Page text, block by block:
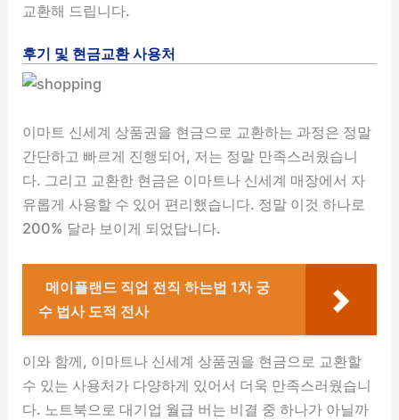
교환해 드립니다.
후기 및 현금교환 사용처
이마트 신세계 상품권을 현금으로 교환하는 과정은 정말
간단하고 빠르게 진행되어, 저는 정말 만족스러웠습니
다. 그리고 교환한 현금은 이마트나 신세계 매장에서 자
유롭게 사용할 수 있어 편리했습니다. 정말 이것 하나로
200% 달라 보이게 되었답니다.
메이플랜드 직업 전직 하는법 1차 궁
수 법사 도적 전사
이와 함께, 이마트나 신세계 상품권을 현금으로 교환할
수 있는 사용처가 다양하게 있어서 더욱 만족스러웠습니
다. 노트북으로 대기업 월급 버는 비결 중 하나가 아닐까